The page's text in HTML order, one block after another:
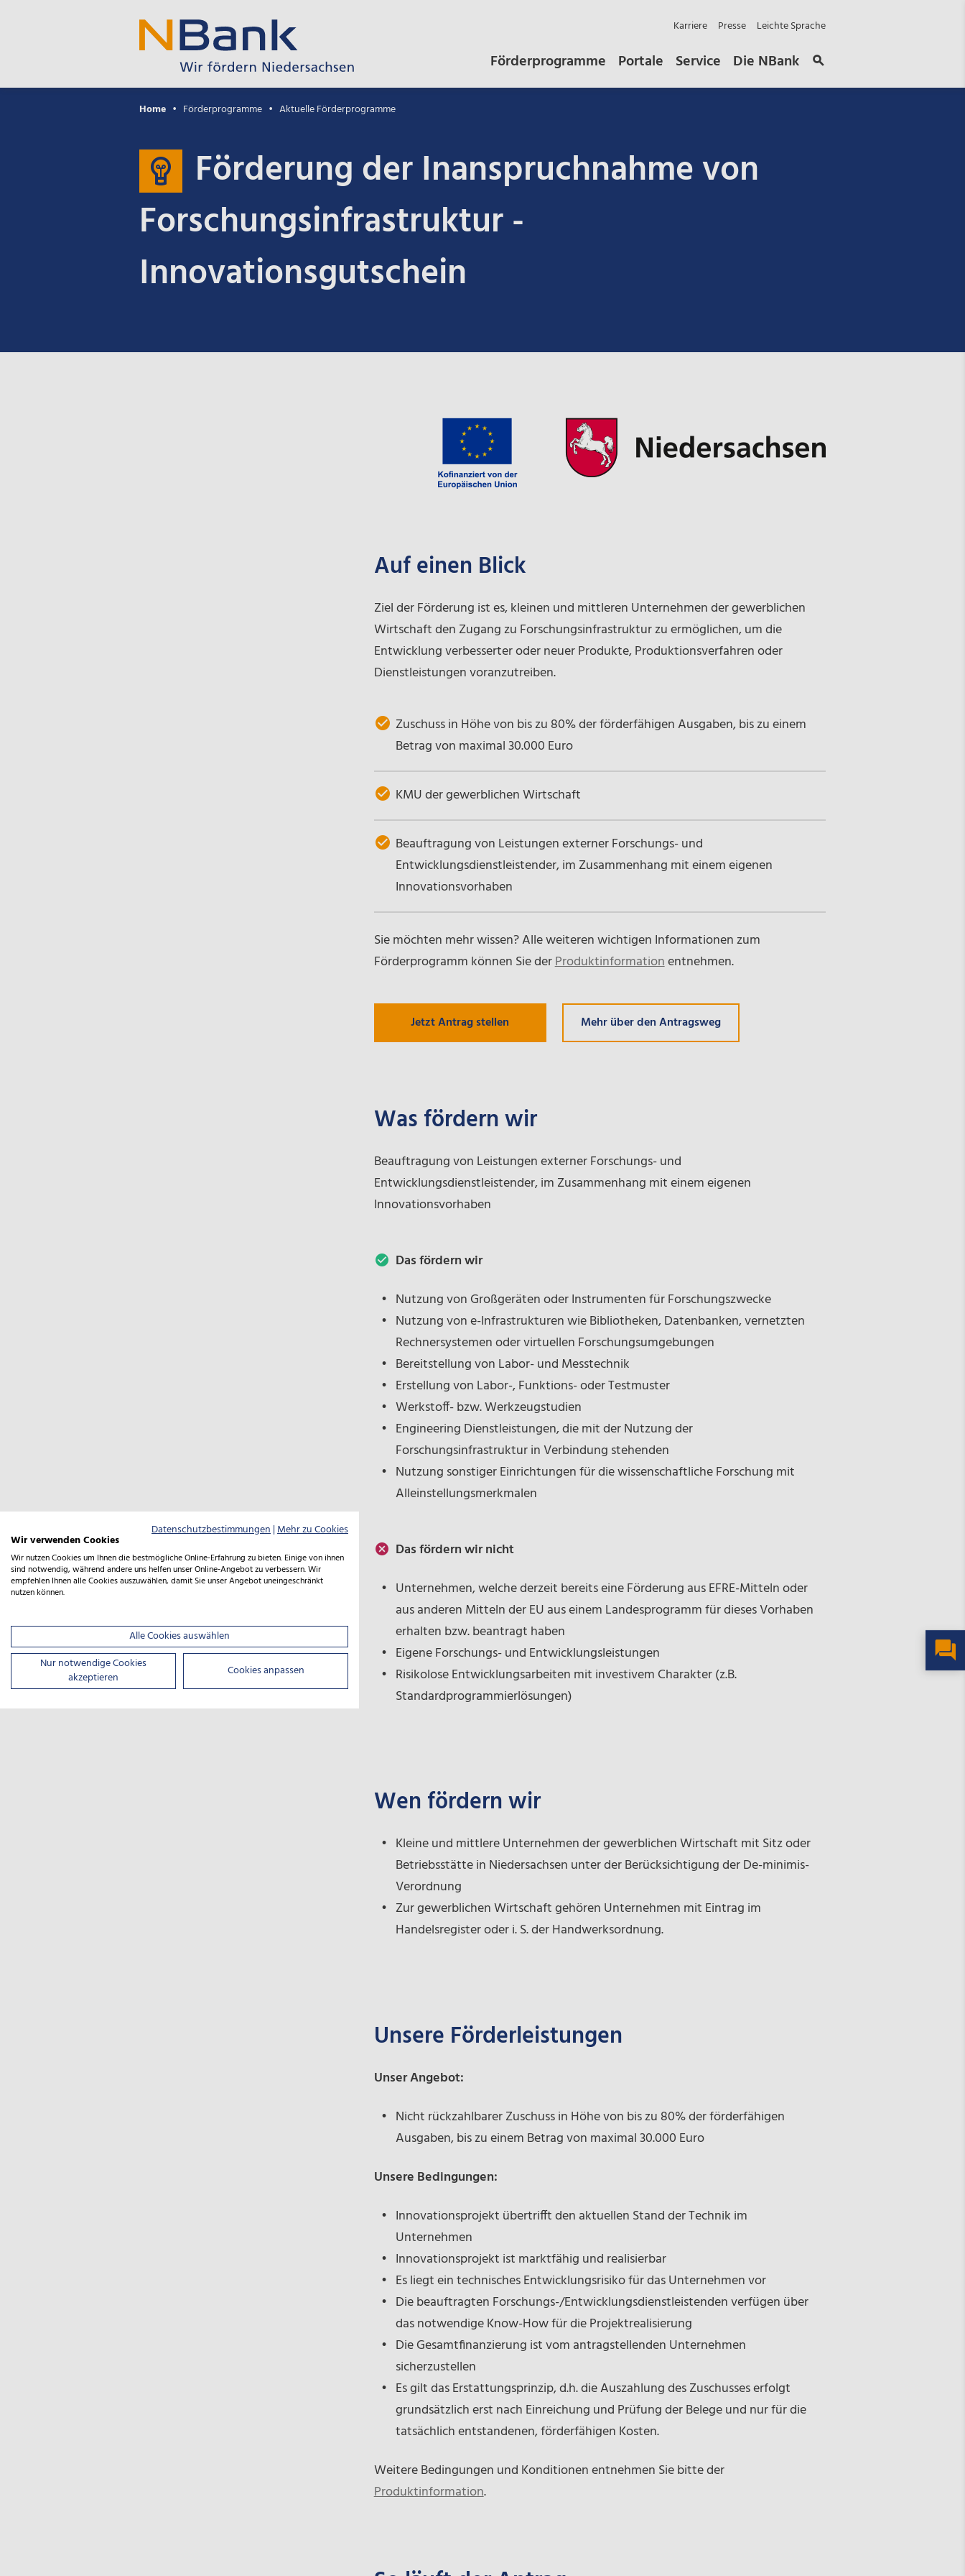
Karriere Presse Leichte Sprache
Förderprogramme Portale Service Die NBank
Home Förderprogramme Aktuelle Förderprogramme
Förderung der Inanspruchnahme von
Forschungsinfrastruktur -
Innovationsgutschein
Auf einen Blick
Ziel der Förderung ist es, kleinen und mittleren Unternehmen der gewerblichen
Wirtschaft den Zugang zu Forschungsinfrastruktur zu ermöglichen, um die
Entwicklung verbesserter oder neuer Produkte, Produktionsverfahren oder
Dienstleistungen voranzutreiben.
Zuschuss in Höhe von bis zu 80% der förderfähigen Ausgaben, bis zu einem
Betrag von maximal 30.000 Euro
KMU der gewerblichen Wirtschaft
Beauftragung von Leistungen externer Forschungs- und
Entwicklungsdienstleistender, im Zusammenhang mit einem eigenen
Innovationsvorhaben
Sie möchten mehr wissen? Alle weiteren wichtigen Informationen zum
Förderprogramm können Sie derProduktinformationentnehmen.
Jetzt Antrag stellen Mehr über den Antragsweg
Was fördern wir
Beauftragung von Leistungen externer Forschungs- und
Entwicklungsdienstleistender, im Zusammenhang mit einem eigenen
Innovationsvorhaben
Das fördern wir
Nutzung von Großgeräten oder Instrumenten für Forschungszwecke
Nutzung von e-Infrastrukturen wie Bibliotheken, Datenbanken, vernetzten
Rechnersystemen oder virtuellen Forschungsumgebungen
Bereitstellung von Labor- und Messtechnik
Erstellung von Labor-, Funktions- oder Testmuster
Werkstoff- bzw. Werkzeugstudien
Engineering Dienstleistungen, die mit der Nutzung der
Forschungsinfrastruktur in Verbindung stehenden
Nutzung sonstiger Einrichtungen für die wissenschaftliche Forschung mit
Alleinstellungsmerkmalen
Das fördern wir nicht
Unternehmen, welche derzeit bereits eine Förderung aus EFRE-Mitteln oder
aus anderen Mitteln der EU aus einem Landesprogramm für dieses Vorhaben
erhalten bzw. beantragt haben
Eigene Forschungs- und Entwicklungsleistungen
Risikolose Entwicklungsarbeiten mit investivem Charakter (z.B.
Standardprogrammierlösungen)
Wen fördern wir
Kleine und mittlere Unternehmen der gewerblichen Wirtschaft mit Sitz oder
Betriebsstätte in Niedersachsen unter der Berücksichtigung der De-minimis-
Verordnung
Zur gewerblichen Wirtschaft gehören Unternehmen mit Eintrag im
Handelsregister oder i. S. der Handwerksordnung.
Unsere Förderleistungen
Unser Angebot:
Nicht rückzahlbarer Zuschuss in Höhe von bis zu 80% der förderfähigen
Ausgaben, bis zu einem Betrag von maximal 30.000 Euro
Unsere Bedingungen:
Innovationsprojekt übertrifft den aktuellen Stand der Technik im
Unternehmen
Innovationsprojekt ist marktfähig und realisierbar
Es liegt ein technisches Entwicklungsrisiko für das Unternehmen vor
Die beauftragten Forschungs-/Entwicklungsdienstleistenden verfügen über
das notwendige Know-How für die Projektrealisierung
Die Gesamtfinanzierung ist vom antragstellenden Unternehmen
sicherzustellen
Es gilt das Erstattungsprinzip, d.h. die Auszahlung des Zuschusses erfolgt
grundsätzlich erst nach Einreichung und Prüfung der Belege und nur für die
tatsächlich entstandenen, förderfähigen Kosten.
Weitere Bedingungen und Konditionen entnehmen Sie bitte der
Produktinformation.
Datenschutzbestimmungen|Mehr zu Cookies
Wir verwenden Cookies
Wir nutzen Cookies um Ihnen die bestmögliche Online-Erfahrung zu bieten. Einige von ihnen
sind notwendig, während andere uns helfen unser Online-Angebot zu verbessern. Wir
empfehlen Ihnen alle Cookies auszuwählen, damit Sie unser Angebot uneingeschränkt
nutzen können.
Alle Cookies auswählen
Nur notwendige Cookies
akzeptieren
Cookies anpassen